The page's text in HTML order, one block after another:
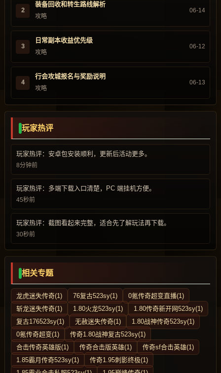
2
装备回收和转生路线解析
攻略
06-14
3
日常副本收益优先级
攻略
06-12
4
行会攻城报名与奖励说明
攻略
06-13
玩家热评
玩家热评：安卓包安装顺利，更新后活动更多。
8分钟前
玩家热评：多端下载入口清楚，PC 端挂机方便。
45秒前
玩家热评：截图看起来完整，适合先了解玩法再下载。
30秒前
相关专题
龙虎迷失传奇(1) 76复古523sy(1)
0氪传奇超变直播(1)
斩龙迷失传奇(1)
1.80火龙523sy(1)
1.80传奇新开网523sy(1)
复古176523sy(1)
无赦迷失传奇(1)
1.80战神传奇523sy(1)
0氪传奇超变(1)
传奇1.80战神复古523sy(1)
合击传奇英雄版(1)
传奇合击版英雄(1)
传奇sf合击英雄(1)
1.85霸月传奇523sy(1)
传奇1.95刺影终极(1)